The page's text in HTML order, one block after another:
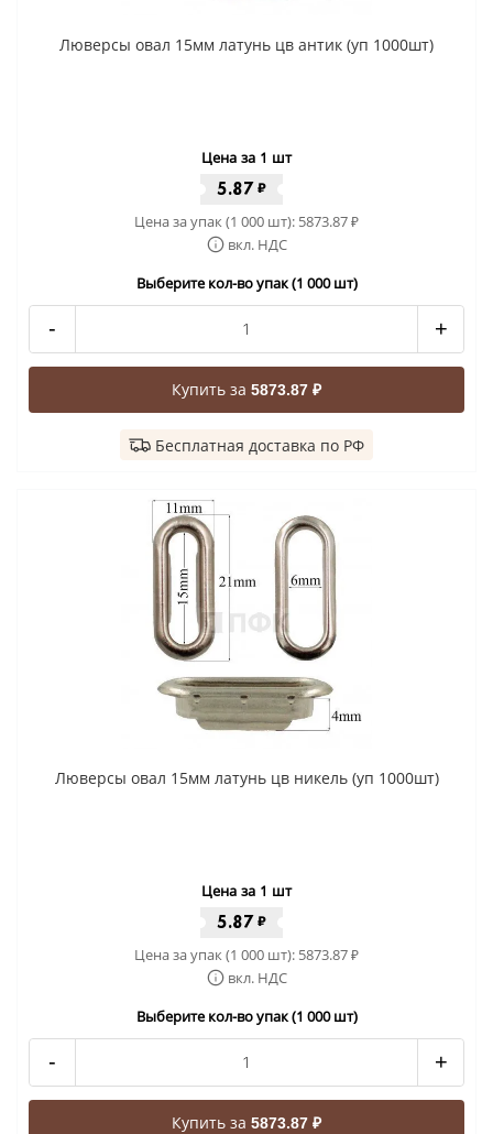
Люверсы овал 15мм латунь цв антик (уп 1000шт)
Цена за 1 шт
5.87 ₽
Цена за упак (1 000 шт): 5873.87₽
вкл. НДС
Выберите кол-во упак (1 000 шт)
- +
Купить за 5873.87 ₽
Бесплатная доставка по РФ
Люверсы овал 15мм латунь цв никель (уп 1000шт)
Цена за 1 шт
5.87 ₽
Цена за упак (1 000 шт): 5873.87₽
вкл. НДС
Выберите кол-во упак (1 000 шт)
- +
Купить за 5873.87 ₽